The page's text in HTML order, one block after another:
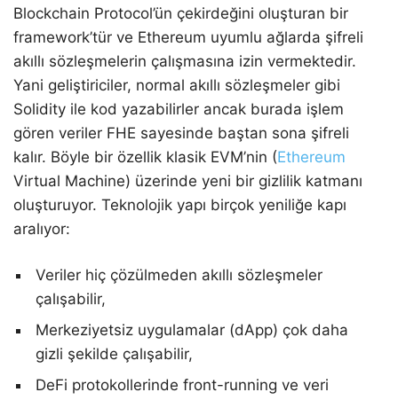
Blockchain Protocol’ün çekirdeğini oluşturan bir
framework’tür ve Ethereum uyumlu ağlarda şifreli
akıllı sözleşmelerin çalışmasına izin vermektedir.
Yani geliştiriciler, normal akıllı sözleşmeler gibi
Solidity ile kod yazabilirler ancak burada işlem
gören veriler FHE sayesinde baştan sona şifreli
kalır. Böyle bir özellik klasik EVM’nin (Ethereum
Virtual Machine) üzerinde yeni bir gizlilik katmanı
oluşturuyor. Teknolojik yapı birçok yeniliğe kapı
aralıyor:
Veriler hiç çözülmeden akıllı sözleşmeler
çalışabilir,
Merkeziyetsiz uygulamalar (dApp) çok daha
gizli şekilde çalışabilir,
DeFi protokollerinde front-running ve veri